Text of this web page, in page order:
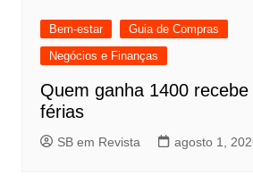
Bem-estar
Guia de Compras
Negócios e Finanças
Quem ganha 1400
férias
SB em Revista agosto 1,